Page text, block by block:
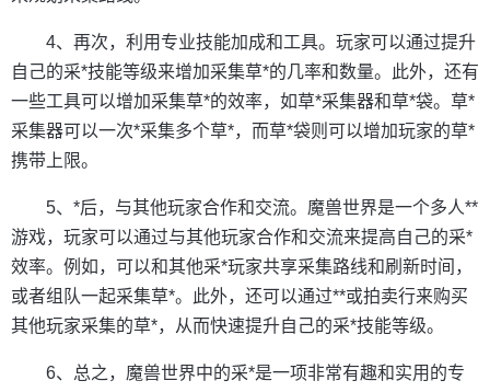
4、再次，利用专业技能加成和工具。玩家可以通过提升
自己的采*技能等级来增加采集草*的几率和数量。此外，还有
一些工具可以增加采集草*的效率，如草*采集器和草*袋。草*
采集器可以一次*采集多个草*，而草*袋则可以增加玩家的草*
携带上限。
5、*后，与其他玩家合作和交流。魔兽世界是一个多人**
游戏，玩家可以通过与其他玩家合作和交流来提高自己的采*
效率。例如，可以和其他采*玩家共享采集路线和刷新时间，
或者组队一起采集草*。此外，还可以通过**或拍卖行来购买
其他玩家采集的草*，从而快速提升自己的采*技能等级。
6、总之，魔兽世界中的采*是一项非常有趣和实用的专